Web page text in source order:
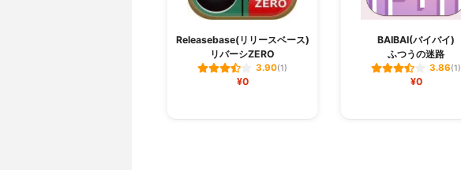
Releasebase(リリースベース)
リバーシZERO
3.90(1)
¥0
BAIBAI(バイバイ)
ふつうの迷路
3.86(1)
¥0